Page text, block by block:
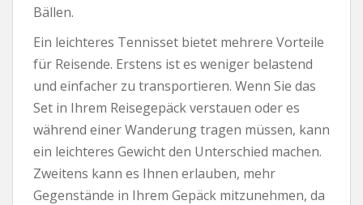
Bällen.
Ein leichteres Tennisset bietet mehrere Vorteile
für Reisende. Erstens ist es weniger belastend
und einfacher zu transportieren. Wenn Sie das
Set in Ihrem Reisegepäck verstauen oder es
während einer Wanderung tragen müssen, kann
ein leichteres Gewicht den Unterschied machen.
Zweitens kann es Ihnen erlauben, mehr
Gegenstände in Ihrem Gepäck mitzunehmen, da